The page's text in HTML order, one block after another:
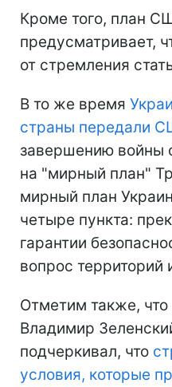
Кроме того, план
предусматривает,
от стремления
В то же время
страны передали
завершению войны
на "мирный план"
мирный план
четыре пункта:
гарантии
вопрос территорий
Отметим также,
Владимир
подчеркивал, что
условия, которые